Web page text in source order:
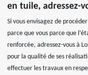
en tuile, adressez-
Si vous envisagez de
parce que vous parce que
renforcée, adressez-vous à
pour la qualité de ses
effectuer les travaux en